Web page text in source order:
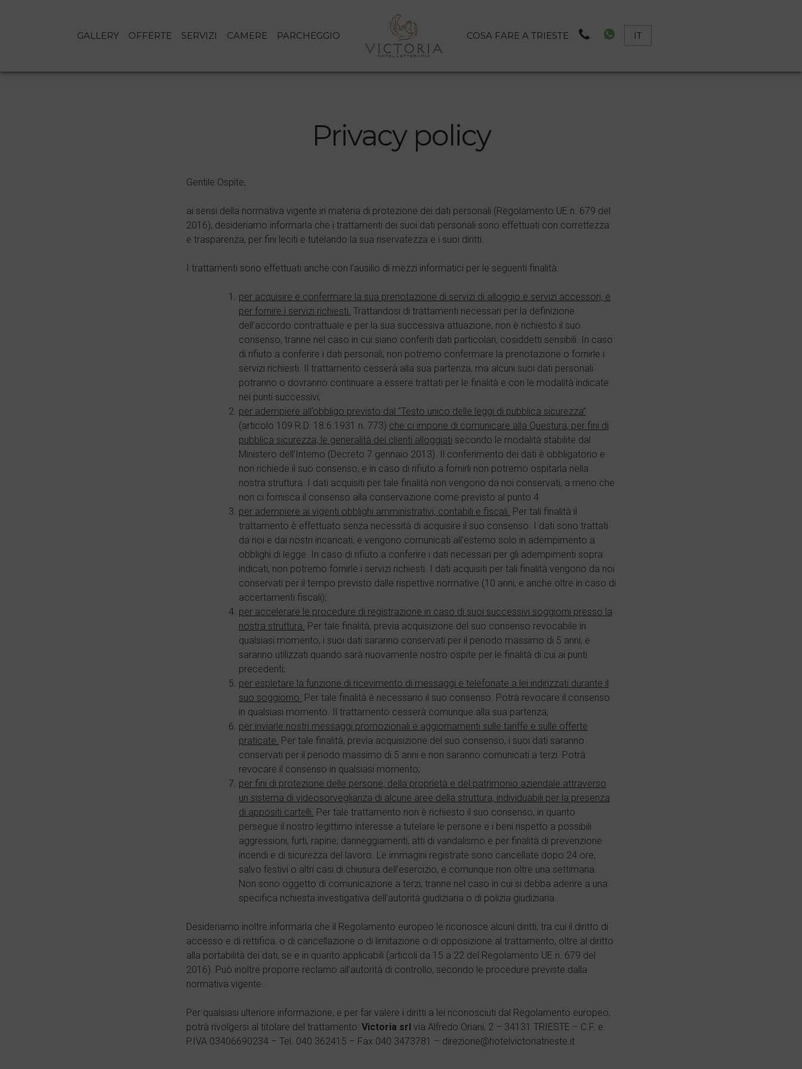
GALLERY OFFERTE SERVIZI CAMERE PARCHEGGIO
Gallery
Offerte Hotel Victoria Trieste
Parcheggio e contatti
IT |EN |DE
COSA FARE ATRIESTE IT
Privacy policy
Gentile Ospite,
ai sensi della normativa vigente in materia di protezione dei dati personali (Regolamento UE n. 679 del
2016), desideriamo informarla che i trattamenti dei suoi dati personali sono effettuati con correttezza
e trasparenza, per fini leciti e tutelando la sua riservatezza e i suoi diritti.
I trattamenti sono effettuati anche con l’ausilio di mezzi informatici per le seguenti finalità:
per acquisire e confermare la sua prenotazione di servizi di alloggio e servizi accessori, e
per fornire i servizi richiesti. Trattandosi di trattamenti necessari per la definizione
dell’accordo contrattuale e per la sua successiva attuazione, non è richiesto il suo
consenso, tranne nel caso in cui siano conferiti dati particolari, cosiddetti sensibili. In caso
di rifiuto a conferire i dati personali, non potremo confermare la prenotazione o fornirle i
servizi richiesti. Il trattamento cesserà alla sua partenza, ma alcuni suoi dati personali
potranno o dovranno continuare a essere trattati per le finalità e con le modalità indicate
nei punti successivi;
per adempiere all’obbligo previsto dal “Testo unico delle leggi di pubblica sicurezza”
(articolo 109 R.D. 18.6.1931 n. 773) che ci impone di comunicare alla Questura, per fini di
pubblica sicurezza, le generalità dei clienti alloggiati secondo le modalità stabilite dal
Ministero dell’Interno (Decreto 7 gennaio 2013). Il conferimento dei dati è obbligatorio e
non richiede il suo consenso, e in caso di rifiuto a fornirli non potremo ospitarla nella
nostra struttura. I dati acquisiti per tale finalità non vengono da noi conservati, a meno che
non ci fornisca il consenso alla conservazione come previsto al punto 4
per adempiere ai vigenti obblighi amministrativi, contabili e fiscali. Per tali finalità il
trattamento è effettuato senza necessità di acquisire il suo consenso. I dati sono trattati
da noi e dai nostri incaricati, e vengono comunicati all’esterno solo in adempimento a
obblighi di legge. In caso di rifiuto a conferire i dati necessari per gli adempimenti sopra
indicati, non potremo fornirle i servizi richiesti. I dati acquisiti per tali finalità vengono da noi
conservati per il tempo previsto dalle rispettive normative (10 anni, e anche oltre in caso di
accertamenti fiscali);
per accelerare le procedure di registrazione in caso di suoi successivi soggiorni presso la
nostra struttura. Per tale finalità, previa acquisizione del suo consenso revocabile in
qualsiasi momento, i suoi dati saranno conservati per il periodo massimo di 5 anni, e
saranno utilizzati quando sarà nuovamente nostro ospite per le finalità di cui ai punti
precedenti;
per espletare la funzione di ricevimento di messaggi e telefonate a lei indirizzati durante il
suo soggiorno. Per tale finalità è necessario il suo consenso. Potrà revocare il consenso
in qualsiasi momento. Il trattamento cesserà comunque alla sua partenza;
per inviarle nostri messaggi promozionali e aggiornamenti sulle tariffe e sulle offerte
praticate. Per tale finalità, previa acquisizione del suo consenso, i suoi dati saranno
conservati per il periodo massimo di 5 anni e non saranno comunicati a terzi. Potrà
revocare il consenso in qualsiasi momento;
per fini di protezione delle persone, della proprietà e del patrimonio aziendale attraverso
un sistema di videosorveglianza di alcune aree della struttura, individuabili per la presenza
di appositi cartelli. Per tale trattamento non è richiesto il suo consenso, in quanto
persegue il nostro legittimo interesse a tutelare le persone e i beni rispetto a possibili
aggressioni, furti, rapine, danneggiamenti, atti di vandalismo e per finalità di prevenzione
incendi e di sicurezza del lavoro. Le immagini registrate sono cancellate dopo 24 ore,
salvo festivi o altri casi di chiusura dell’esercizio, e comunque non oltre una settimana.
Non sono oggetto di comunicazione a terzi, tranne nel caso in cui si debba aderire a una
specifica richiesta investigativa dell’autorità giudiziaria o di polizia giudiziaria.
Desideriamo inoltre informarla che il Regolamento europeo le riconosce alcuni diritti, tra cui il diritto di
accesso e di rettifica, o di cancellazione o di limitazione o di opposizione al trattamento, oltre al diritto
alla portabilità dei dati, se e in quanto applicabili (articoli da 15 a 22 del Regolamento UE n. 679 del
2016). Può inoltre proporre reclamo all’autorità di controllo, secondo le procedure previste dalla
normativa vigente.
Per qualsiasi ulteriore informazione, e per far valere i diritti a lei riconosciuti dal Regolamento europeo,
potrà rivolgersi al titolare del trattamento: Victoria srl via Alfredo Oriani, 2 – 34131 TRIESTE – C.F. e
P.IVA 03406690234 – Tel. 040 362415 – Fax 040 3473781 – direzione@hotelvictoriatrieste.it